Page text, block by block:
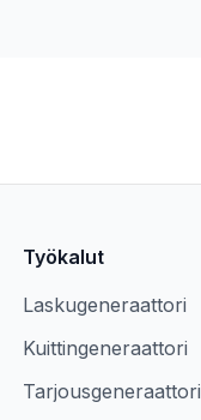
Työkalut
Laskugeneraattori
Kuittingeneraattori
Tarjousgeneraattori